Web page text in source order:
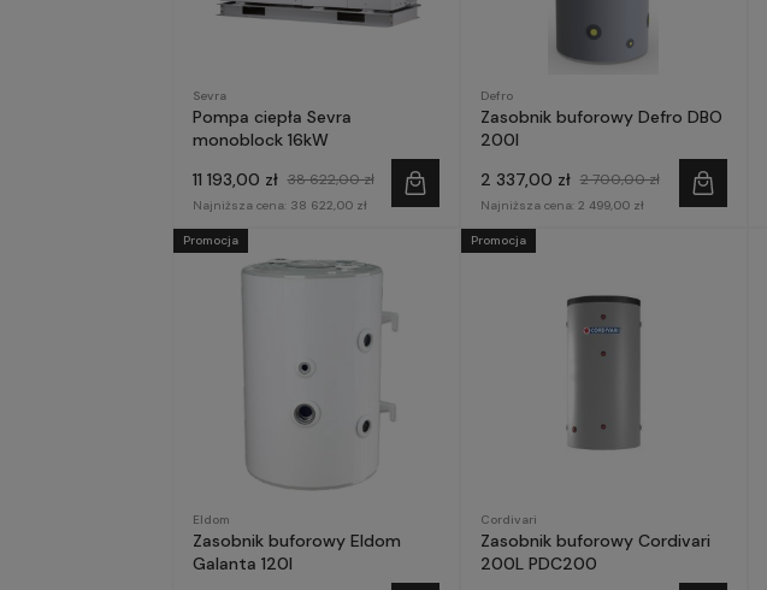
Sevra
Pompa ciepła Sevra
monoblock 16kW
11 193,00 zł 38 622,00 zł
Najniższa cena: 38 622,00 zł
Defro
Zasobnik buforowy Defro DBO
200l
2 337,00 zł 2 700,00 zł
Najniższa cena: 2 499,00 zł
Eldom
Zasobnik buforowy Eldom
Galanta 120l
Promocja
Cordivari
Zasobnik buforowy Cordivari
200L PDC200
Promocja